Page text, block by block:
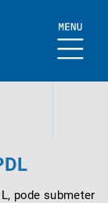
pode submeter